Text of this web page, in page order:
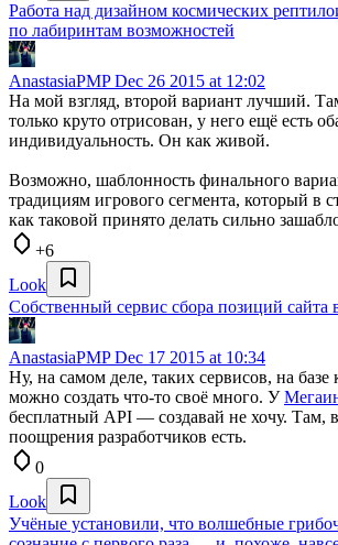
Работа над дизайном космических
по лабиринтам возможностей
AnastasiaPMPDec 26 2015 at 12:02
На мой взгляд, второй вариант лучший.
только круто отрисован, у него ещё есть
индивидуальность. Он как живой.
Возможно, шаблонность финального
традициям игрового сегмента, который в
как таковой принято делать сильно
+6
Look
Собственный сервис сбора позиций сайта
AnastasiaPMPDec 17 2015 at 10:34
Ну, на самом деле, таких сервисов, на базе
можно создать что-то своё много. У
бесплатный API — создавай не хочу. Там,
поощрения разработчиков есть.
0
Look
Учёные установили, что волшебные